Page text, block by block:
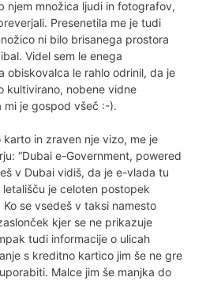
njem množica ljudi in fotografov,
Presenetila me je tudi
ni bilo brisanega prostora
Videl sem le enega
obiskovalca le rahlo odrinil, da je
kultivirano, nobene vidne
mi je gospod všeč :-).
in zraven nje vizo, me je
“Dubai e-Government, powered
v Dubai vidiš, da je e-vlada tu
je celoten postopek
se vsedeš v taksi namesto
kjer se ne prikazuje
tudi informacije o ulicah
s kreditno kartico jim še ne gre
Malce jim še manjka do